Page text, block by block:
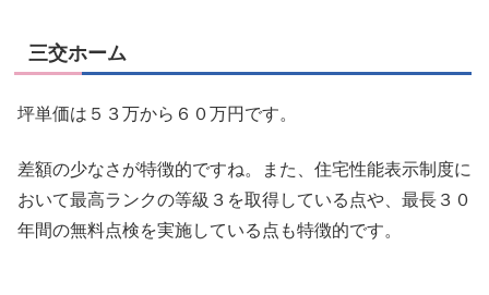
三交ホーム
坪単価は５３万から６０万円です。
差額の少なさが特徴的ですね。また、住宅性能表示制度に
おいて最高ランクの等級３を取得している点や、 最長３０
年間の無料点検を実施している点も特徴的です。